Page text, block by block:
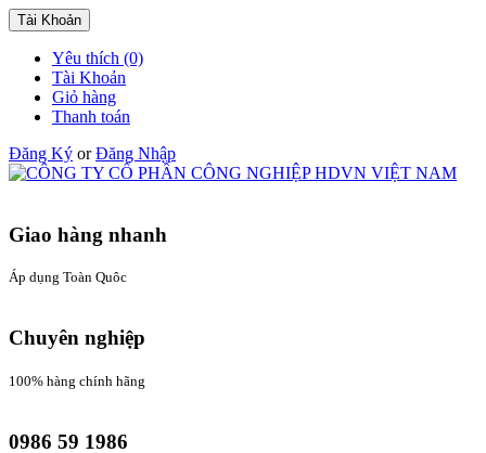
Tài Khoản
Yêu thích (0)
Tài Khoản
Giỏ hàng
Thanh toán
Đăng Ký orĐăng Nhập
Giao hàng nhanh
Áp dụng Toàn Quôc
Chuyên nghiệp
100% hàng chính hãng
0986 59 1986